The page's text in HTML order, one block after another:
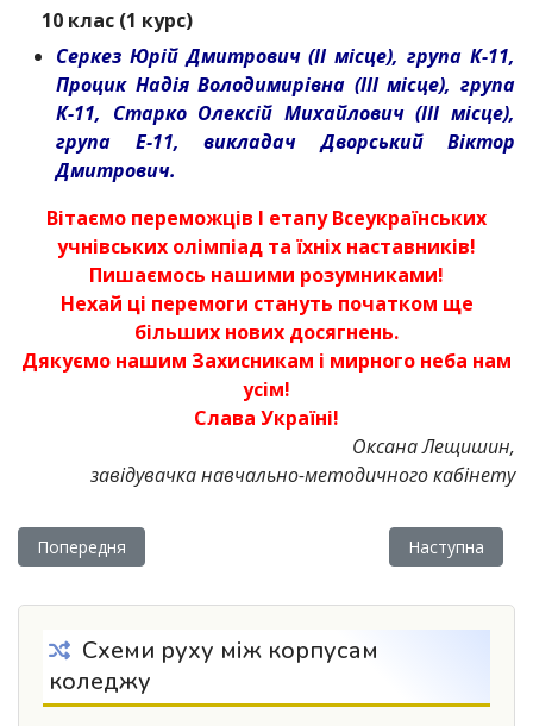
10 клас (1 курс)
Серкез Юрій Дмитрович (ІІ місце), група К-11,
Процик Надія Володимирівна (ІІІ місце), група
К-11, Старко Олексій Михайлович (ІІІ місце),
група Е-11, викладач Дворський Віктор
Дмитрович.
Вітаємо переможців І етапу Всеукраїнських
учнівських олімпіад та їхніх наставників!
Пишаємось нашими розумниками!
Нехай ці перемоги стануть початком ще
більших нових досягнень.
Дякуємо нашим Захисникам і мирного неба нам
усім!
Слава Україні!
Оксана Лещишин,
завідувачка навчально-методичного кабінету
Попередня стаття: Рецензії та відгуки стейкхолдерів на
Попередня Наступна
Наступна
Схеми руху між корпусам
коледжу